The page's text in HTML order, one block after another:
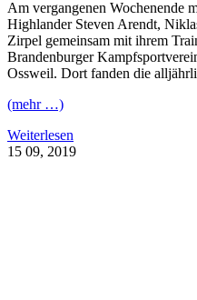
Am vergangenen Wochenende
Highlander Steven Arendt,
Zirpel gemeinsam mit ihrem
Brandenburger
Ossweil. Dort fanden die
(mehr …)
Weiterlesen
15 09, 2019